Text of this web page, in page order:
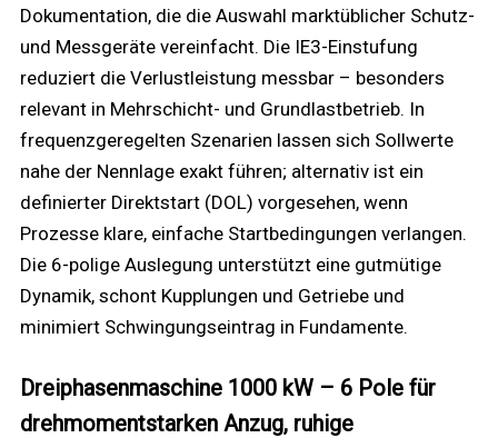
Dokumentation, die die Auswahl marktüblicher Schutz-
und Messgeräte vereinfacht. Die IE3-Einstufung
reduziert die Verlustleistung messbar – besonders
relevant in Mehrschicht- und Grundlastbetrieb. In
frequenzgeregelten Szenarien lassen sich Sollwerte
nahe der Nennlage exakt führen; alternativ ist ein
definierter Direktstart (DOL) vorgesehen, wenn
Prozesse klare, einfache Startbedingungen verlangen.
Die 6-polige Auslegung unterstützt eine gutmütige
Dynamik, schont Kupplungen und Getriebe und
minimiert Schwingungseintrag in Fundamente.
Dreiphasenmaschine 1000 kW – 6 Pole für
drehmomentstarken Anzug, ruhige